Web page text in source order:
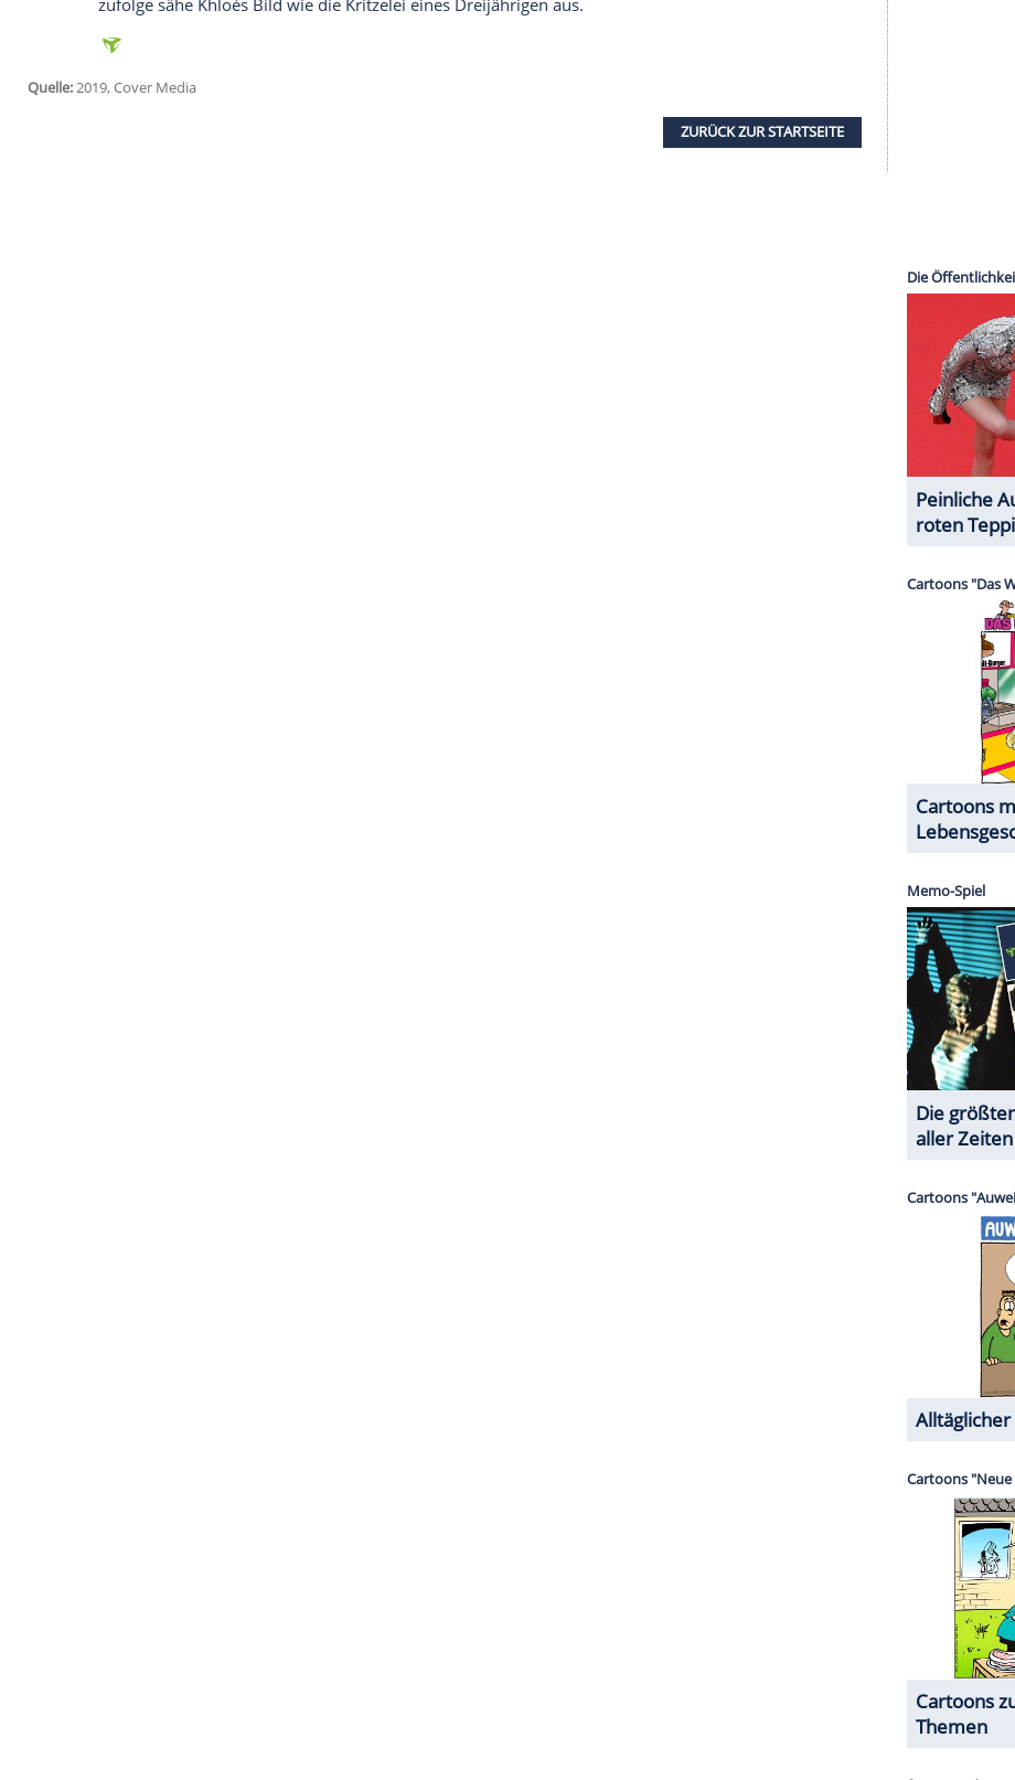
Auf Scotts Bildschirm erschien somit die Schauspielerin, die gleich klar machte: "
Jennifer
f***ing
. Mit der sprichst du hier." Anscheinend war es aber nicht das erste Mal,
dass sich
’ Handy bemächtigt hatte, denn Scott zeigte sich von der Botschaft
ganz unbeeindruckt und antwortete: "Es ist ja nicht so, dass du nicht sehr berühmt und
JennifersAntwort: "Ich bin die
an einem Glas Rotwein nippte, versuchte sie, die legendäre Matriarchin
nachzuahmen: "Ich bin jetzt total real. Wir würden gar nicht so viel Spaß haben, wenn ihr
seinen guten Freund Michael Goodman an, um ihn nach seiner Meinung über Khloés Kunst
zuhören sollen, denn Michaels Bewertung
ZURÜCK ZUR STARTSEITE